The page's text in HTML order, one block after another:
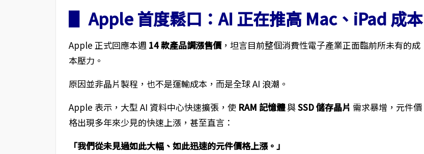
▋ Apple 首度鬆口：AI 正在推高 Mac、iPad 成本
Apple 正式回應本週 14 款產品調漲售價，坦言目前整個消費性電子產業正面臨前所未有的成
本壓力。
原因並非晶片製程，也不是運輸成本，而是全球 AI 浪潮。
Apple 表示，大型 AI 資料中心快速擴張，使 RAM 記憶體與SSD 儲存晶片 需求暴增，元件價
格出現多年來少見的快速上漲，甚至直言：
「我們從未見過如此大幅、如此迅速的元件價格上漲。」